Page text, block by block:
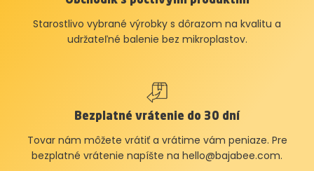
Starostlivo vybrané výrobky s dôrazom na kvalitu a
udržateľné balenie bez mikroplastov.
Bezplatné vrátenie do 30 dní
Tovar nám môžete vrátiť a vrátime vám peniaze. Pre
bezplatné vrátenie napíšte na hello@bajabee.com.